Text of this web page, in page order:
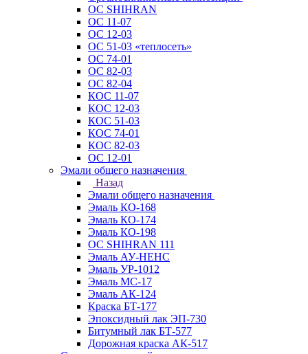
ОС SHIHRAN
ОС 11-07
ОС 12-03
ОС 51-03 «теплосеть»
ОС 74-01
ОС 82-03
ОС 82-04
КОС 11-07
КОС 12-03
КОС 51-03
КОС 74-01
КОС 82-03
ОС 12-01
Эмали общего назначения
Назад
Эмали общего назначения
Эмаль КО-168
Эмаль КО-174
Эмаль КО-198
ОС SHIHRAN 111
Эмаль АУ-НЕНС
Эмаль УР-1012
Эмаль МС-17
Эмаль АК-124
Краска БТ-177
Эпоксидный лак ЭП-730
Битумный лак БТ-577
Дорожная краска АК-517